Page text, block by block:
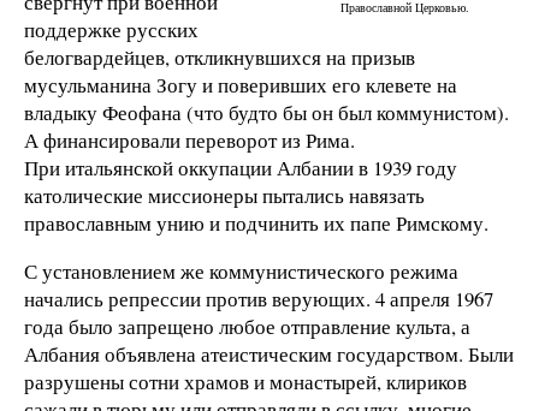
Православной Церковью.
поддержке русских
белогвардейцев, откликнувшихся на призыв
мусульманина Зогу и поверивших его клевете на
владыку Феофана (что будто бы он был коммунистом).
А финансировали переворот из Рима.
При итальянской оккупации Албании в 1939 году
католические миссионеры пытались навязать
православным унию и подчинить их папе Римскому.
С установлением же коммунистического режима
начались репрессии против верующих. 4 апреля 1967
года было запрещено любое отправление культа, а
Албания объявлена атеистическим государством. Были
разрушены сотни храмов и монастырей, клириков